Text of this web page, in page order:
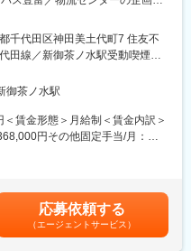
加味して東京都内のいずれかの
方が在籍しています。
品流通に関わる仕組み作りなど
ていただきます。
制の再構築にも関わって行ける
って取り組んでいけるポジショ
ただきます。
千代田区神田美土代町7 住友不
田線／新御茶ノ水駅受動喫煙対
範囲：会社の定める事業所
御茶ノ水駅
賃金形態＞月給制＜賃金内訳＞
円その他固定手当/月：
。月給(月額)は固定手当を含めた
応募依頼する
（エージェントサービス）